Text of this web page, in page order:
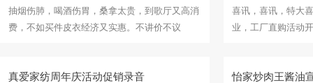
抽烟伤肺，喝酒伤胃，桑拿太贵，到歌厅又高消
费，不如买件皮衣经济又实惠。不讲价不议
喜讯，喜讯，特大
业，工厂直购活动
真爱家纺周年庆活动促销录音 怡家炒肉王酱油